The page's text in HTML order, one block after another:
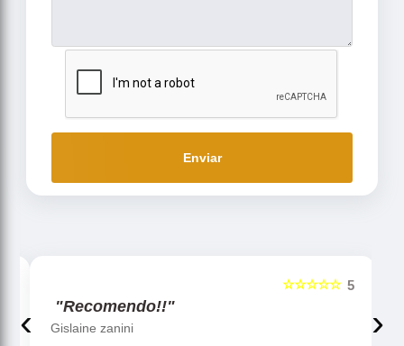
Enviar
5
☆☆☆☆☆
"Recomendo!!"
Gislaine zanini
‹ ›